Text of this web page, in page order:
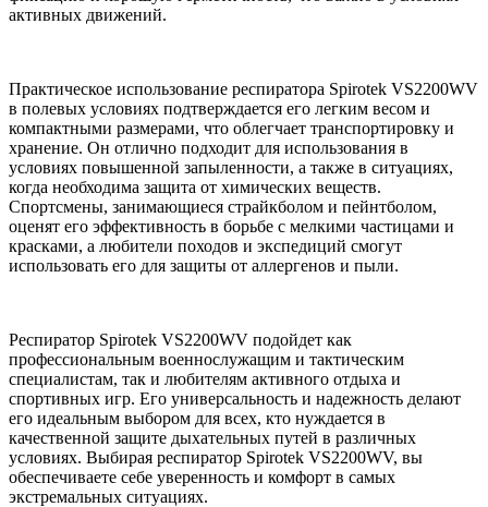
активных движений.
Практическое использование респиратора Spirotek VS2200WV
в полевых условиях подтверждается его легким весом и
компактными размерами, что облегчает транспортировку и
хранение. Он отлично подходит для использования в
условиях повышенной запыленности, а также в ситуациях,
когда необходима защита от химических веществ.
Спортсмены, занимающиеся страйкболом и пейнтболом,
оценят его эффективность в борьбе с мелкими частицами и
красками, а любители походов и экспедиций смогут
использовать его для защиты от аллергенов и пыли.
Респиратор Spirotek VS2200WV подойдет как
профессиональным военнослужащим и тактическим
специалистам, так и любителям активного отдыха и
спортивных игр. Его универсальность и надежность делают
его идеальным выбором для всех, кто нуждается в
качественной защите дыхательных путей в различных
условиях. Выбирая респиратор Spirotek VS2200WV, вы
обеспечиваете себе уверенность и комфорт в самых
экстремальных ситуациях.